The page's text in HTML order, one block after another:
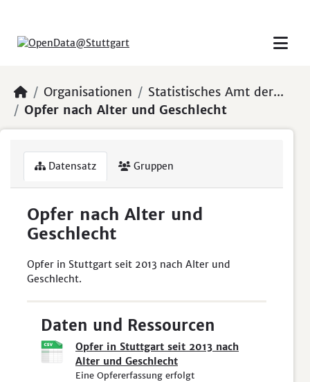
Organisationen
Statistisches Amt der...
Opfer nach Alter und Geschlecht
Datensatz Gruppen
Opfer nach Alter und
Geschlecht
Opfer in Stuttgart seit 2013 nach Alter und
Geschlecht.
Daten und Ressourcen
Opfer in Stuttgart seit 2013 nach
Alter und Geschlecht
Eine Opfererfassung erfolgt